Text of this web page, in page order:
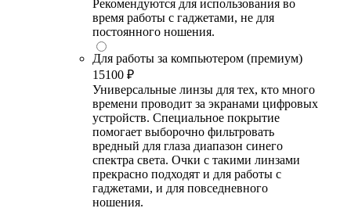
Рекомендуются для использования во
время работы с гаджетами, не для
постоянного ношения.
Для работы за компьютером (премиум)
15100 ₽
Универсальные линзы для тех, кто много
времени проводит за экранами цифровых
устройств. Специальное покрытие
помогает выборочно фильтровать
вредный для глаза диапазон синего
спектра света. Очки с такими линзами
прекрасно подходят и для работы с
гаджетами, и для повседневного
ношения.